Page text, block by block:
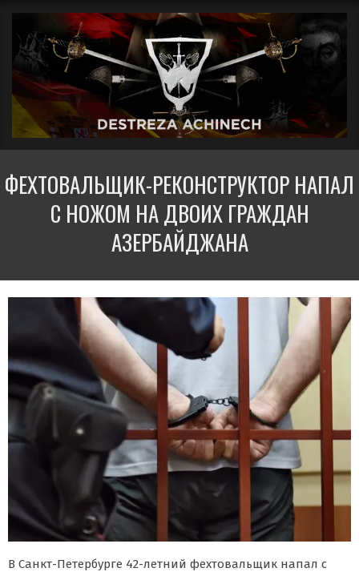
содержимому
меню
навигации
ДЕСТРЕЗА
АЧИНЕЧ
ФЕХТОВАЛЬЩИК-РЕКОНСТРУКТОР НАПАЛ
С НОЖОМ НА ДВОИХ ГРАЖДАН
АЗЕРБАЙДЖАНА
В Санкт-Петербурге 42-летний фехтовальщик напал с